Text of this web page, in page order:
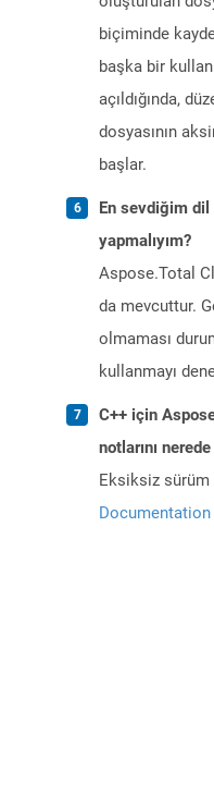
biçiminde
başka bir
açıldığında,
dosyasının
başlar.
En sevdiğim dil
yapmalıyım?
Aspose.Total
da mevcuttur.
olmaması
kullanmayı
C++ için
notlarını
Eksiksiz sürüm
Documentation